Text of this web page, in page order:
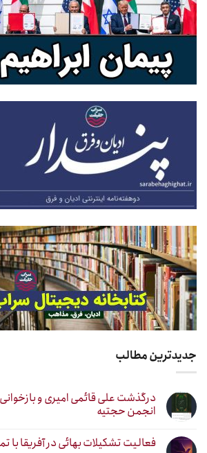
جدیدترین مطالب
درگذشت علی قائمی امیری و
انجمن حجتیه
فعالیت تشکیلات بهائی در آفریقا با